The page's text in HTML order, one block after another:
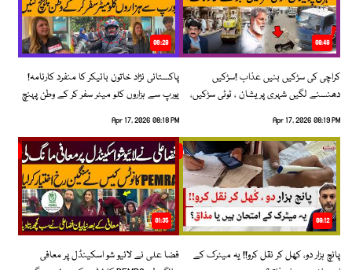
08:48
کراچی کی سڑکیں بنیں عذاب !سڑکیں
دھنسنے لگیں شہری پریشان ، ٹوٹی سڑکیں،
Apr 17, 2026 08:19 PM
06:28
پاکستانی نژاد خاتون بائیکر کا منفرد کارنامہ!
یورپ سے ہزاروں کلو میٹر سفر کر کے وطن پہنچ
Apr 17, 2026 08:18 PM
09:12
پانچ ہزار دو، کھل کر نقل کرو!! یہ میٹرک کے
01:35
فضا علی نے لائیو شو اسکینڈل پر معافی